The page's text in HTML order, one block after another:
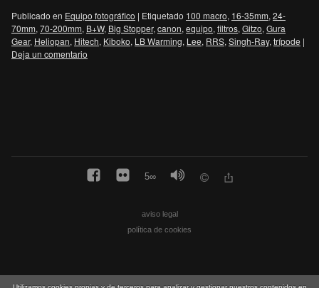
Publicado en Equipo fotográfico | Etiquetado 100 macro, 16-35mm, 24-
70mm, 70-200mm, B+W, Big Stopper, canon, equipo, filtros, Gitzo, Gura
Gear, Heliopan, Hitech, Kiboko, LB Warming, Lee, RRS, Singh-Ray, trípode |
Deja un comentario
5∞
aviso legal
política de cookies